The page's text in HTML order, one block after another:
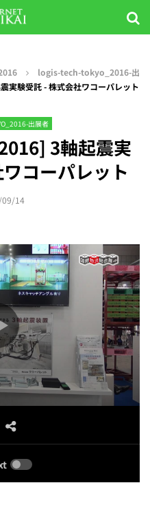
logis-tech-tokyo_2016-出
実験受託 - 株式会社ワコーパレット
出展者
3軸起震実
コーパレット
14